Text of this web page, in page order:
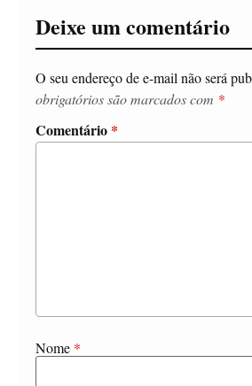
Deixe um comentário
O seu endereço de e-mail não será
obrigatórios são marcados com *
Comentário *
Nome *